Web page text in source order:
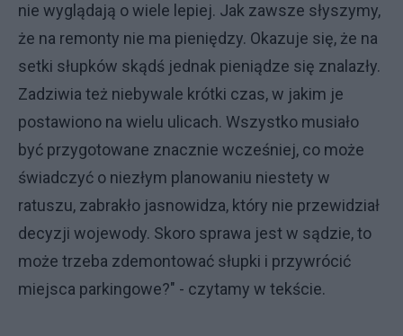
nie wyglądają o wiele lepiej. Jak zawsze słyszymy,
że na remonty nie ma pieniędzy. Okazuje się, że na
setki słupków skądś jednak pieniądze się znalazły.
Zadziwia też niebywale krótki czas, w jakim je
postawiono na wielu ulicach. Wszystko musiało
być przygotowane znacznie wcześniej, co może
świadczyć o niezłym planowaniu niestety w
ratuszu, zabrakło jasnowidza, który nie przewidział
decyzji wojewody. Skoro sprawa jest w sądzie, to
może trzeba zdemontować słupki i przywrócić
miejsca parkingowe?" - czytamy w tekście.